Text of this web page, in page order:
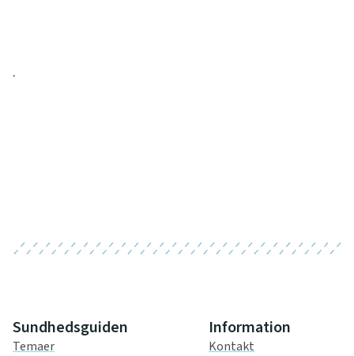
.
Sundhedsguiden
Temaer
Information
Kontakt